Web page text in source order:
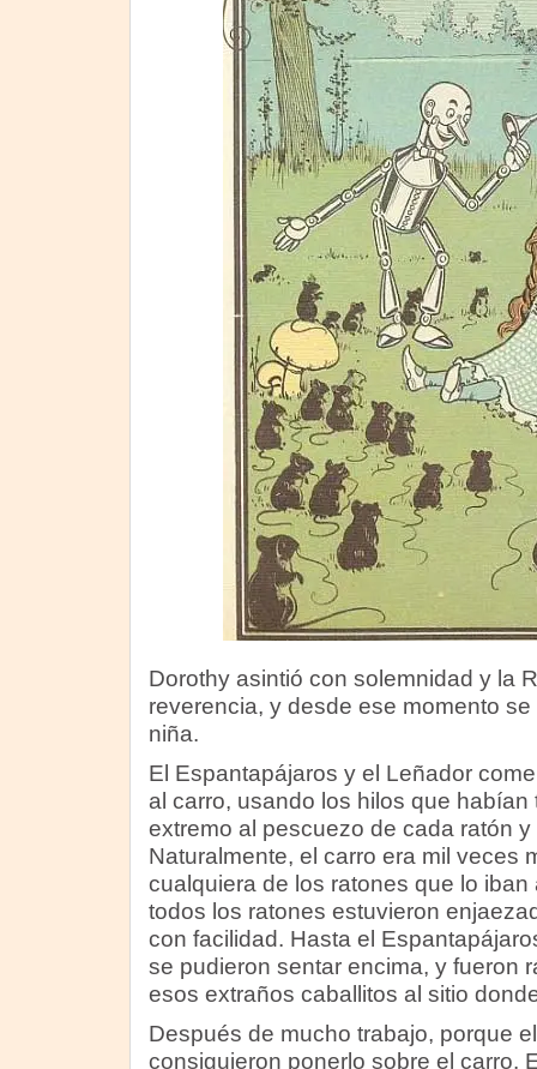
Dorothy asintió con solemnidad y la
reverencia, y desde ese momento
niña.
El Espantapájaros y el Leñador
al carro, usando los hilos que habían
extremo al pescuezo de cada ratón y
Naturalmente, el carro era mil veces
cualquiera de los ratones que lo
todos los ratones estuvieron
con facilidad. Hasta el
se pudieron sentar encima, y fueron
esos extraños caballitos al sitio
Después de mucho trabajo, porque
consiguieron ponerlo sobre el carro.